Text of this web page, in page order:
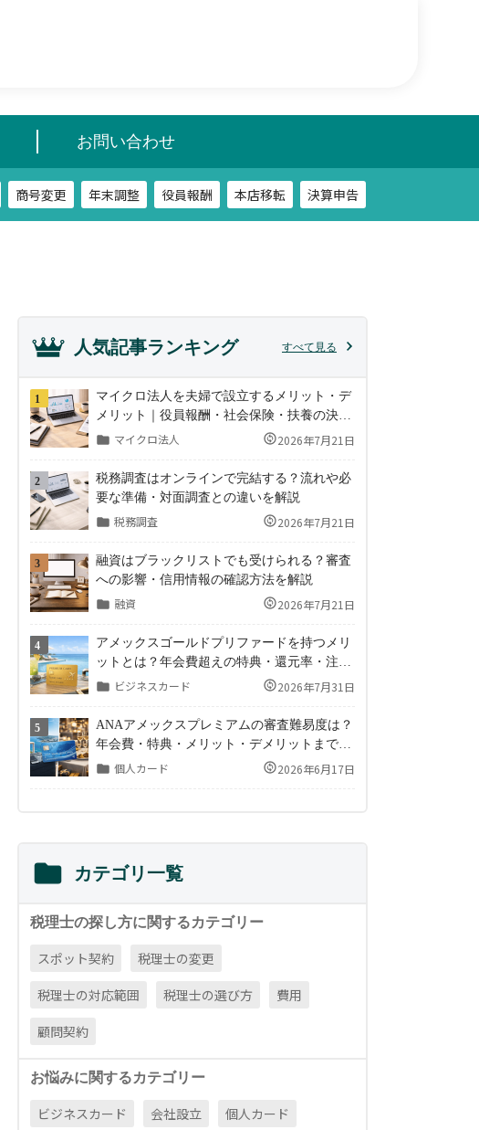
お問い合わせ
商号変更 年末調整 役員報酬 本店移転 決算申告
人気記事ランキング すべて見る
1
マイクロ法人を夫婦で設立するメリット・デ
メリット｜役員報酬・社会保険・扶養の決め
方 マイクロ法人 2026年7月21日
2
税務調査はオンラインで完結する？流れや必
要な準備・対面調査との違いを解説
税務調査 2026年7月21日
3
融資はブラックリストでも受けられる？審査
への影響・信用情報の確認方法を解説
融資 2026年7月21日
4
アメックスゴールドプリファードを持つメリ
ットとは？年会費超えの特典・還元率・注意
点まで徹底解説
ビジネスカード 2026年7月31日
5
ANAアメックスプレミアムの審査難易度は？
年会費・特典・メリット・デメリットまで徹
底解説！
個人カード 2026年6月17日
カテゴリ一覧
税理士の探し方に関するカテゴリー
スポット契約
税理士の変更
税理士の対応範囲
税理士の選び方
費用
顧問契約
お悩みに関するカテゴリー
ビジネスカード 会社設立
個人カード